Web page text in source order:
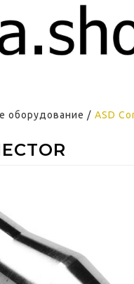
оборудование / ASD